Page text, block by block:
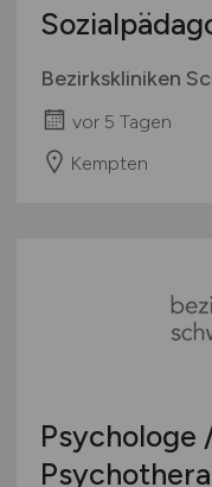
Bezirkskliniken
vor 5 Tagen
Kempten
Psychologe